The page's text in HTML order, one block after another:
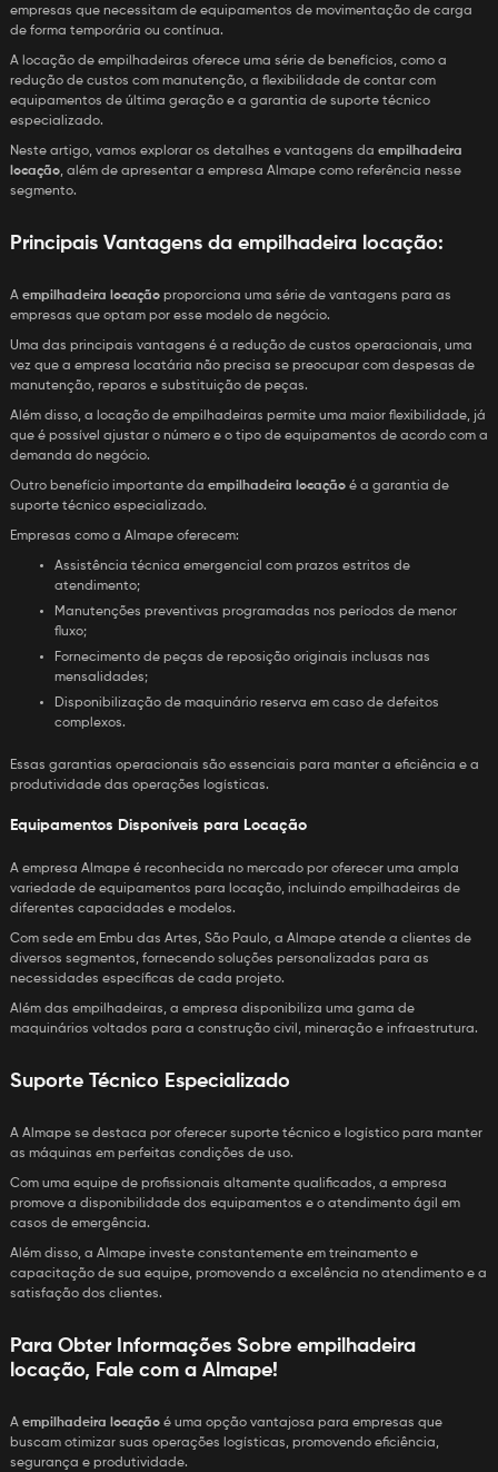
empresas que necessitam de equipamentos de movimentação de carga
de forma temporária ou contínua.
A locação de empilhadeiras oferece uma série de benefícios, como a
redução de custos com manutenção, a flexibilidade de contar com
equipamentos de última geração e a garantia de suporte técnico
especializado.
Neste artigo, vamos explorar os detalhes e vantagens da empilhadeira
locação, além de apresentar a empresa Almape como referência nesse
segmento.
Principais Vantagens da empilhadeira locação:
A empilhadeira locação proporciona uma série de vantagens para as
empresas que optam por esse modelo de negócio.
Uma das principais vantagens é a redução de custos operacionais, uma
vez que a empresa locatária não precisa se preocupar com despesas de
manutenção, reparos e substituição de peças.
Além disso, a locação de empilhadeiras permite uma maior flexibilidade, já
que é possível ajustar o número e o tipo de equipamentos de acordo com a
demanda do negócio.
Outro benefício importante da empilhadeira locação é a garantia de
suporte técnico especializado.
Empresas como a Almape oferecem:
assistência técnica emergencial com prazos estritos de
atendimento;
manutenções preventivas programadas nos períodos de menor
fluxo;
fornecimento de peças de reposição originais inclusas nas
mensalidades;
disponibilização de maquinário reserva em caso de defeitos
complexos.
Essas garantias operacionais são essenciais para manter a eficiência e a
produtividade das operações logísticas.
Equipamentos Disponíveis para Locação
A empresa Almape é reconhecida no mercado por oferecer uma ampla
variedade de equipamentos para locação, incluindo empilhadeiras de
diferentes capacidades e modelos.
Com sede em Embu das Artes, São Paulo, a Almape atende a clientes de
diversos segmentos, fornecendo soluções personalizadas para as
necessidades específicas de cada projeto.
Além das empilhadeiras, a empresa disponibiliza uma gama de
maquinários voltados para a construção civil, mineração e infraestrutura.
Suporte Técnico Especializado
A Almape se destaca por oferecer suporte técnico e logístico para manter
as máquinas em perfeitas condições de uso.
Com uma equipe de profissionais altamente qualificados, a empresa
promove a disponibilidade dos equipamentos e o atendimento ágil em
casos de emergência.
Além disso, a Almape investe constantemente em treinamento e
capacitação de sua equipe, promovendo a excelência no atendimento e a
satisfação dos clientes.
Para Obter Informações Sobre empilhadeira
locação, Fale com a Almape!
A empilhadeira locação é uma opção vantajosa para empresas que
buscam otimizar suas operações logísticas, promovendo eficiência,
segurança e produtividade.